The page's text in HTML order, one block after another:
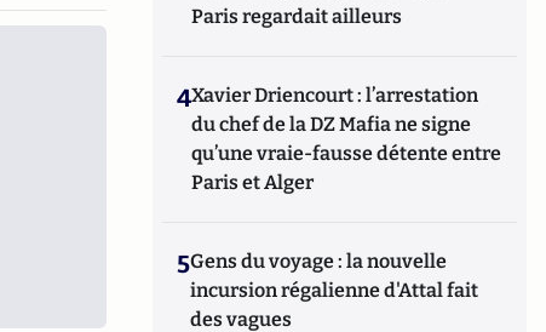
Paris regardait ailleurs
4Xavier Driencourt : l’arrestation
du chef de la DZ Mafia ne signe
qu’une vraie-fausse détente entre
Paris et Alger
5Gens du voyage : la nouvelle
incursion régalienne d'Attal fait
des vagues